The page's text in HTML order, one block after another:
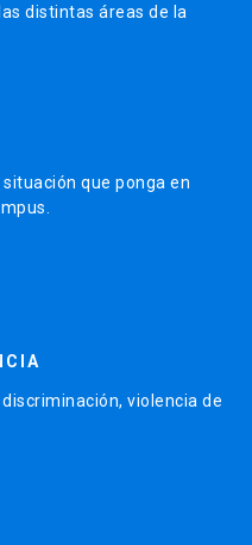
distintas áreas de la
que ponga en
violencia de